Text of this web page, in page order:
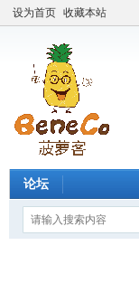
设为首页 收藏本站
论坛